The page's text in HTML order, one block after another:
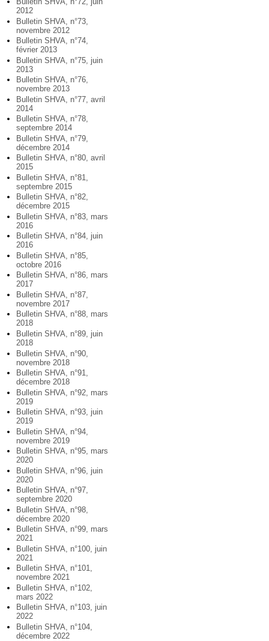
2012
Bulletin SHVA, n°73,
novembre 2012
Bulletin SHVA, n°74,
février 2013
Bulletin SHVA, n°75, juin
2013
Bulletin SHVA, n°76,
novembre 2013
Bulletin SHVA, n°77, avril
2014
Bulletin SHVA, n°78,
septembre 2014
Bulletin SHVA, n°79,
décembre 2014
Bulletin SHVA, n°80, avril
2015
Bulletin SHVA, n°81,
septembre 2015
Bulletin SHVA, n°82,
décembre 2015
Bulletin SHVA, n°83, mars
2016
Bulletin SHVA, n°84, juin
2016
Bulletin SHVA, n°85,
octobre 2016
Bulletin SHVA, n°86, mars
2017
Bulletin SHVA, n°87,
novembre 2017
Bulletin SHVA, n°88, mars
2018
Bulletin SHVA, n°89, juin
2018
Bulletin SHVA, n°90,
novembre 2018
Bulletin SHVA, n°91,
décembre 2018
Bulletin SHVA, n°92, mars
2019
Bulletin SHVA, n°93, juin
2019
Bulletin SHVA, n°94,
novembre 2019
Bulletin SHVA, n°95, mars
2020
Bulletin SHVA, n°96, juin
2020
Bulletin SHVA, n°97,
septembre 2020
Bulletin SHVA, n°98,
décembre 2020
Bulletin SHVA, n°99, mars
2021
Bulletin SHVA, n°100, juin
2021
Bulletin SHVA, n°101,
novembre 2021
Bulletin SHVA, n°102,
mars 2022
Bulletin SHVA, n°103, juin
2022
Bulletin SHVA, n°104,
décembre 2022